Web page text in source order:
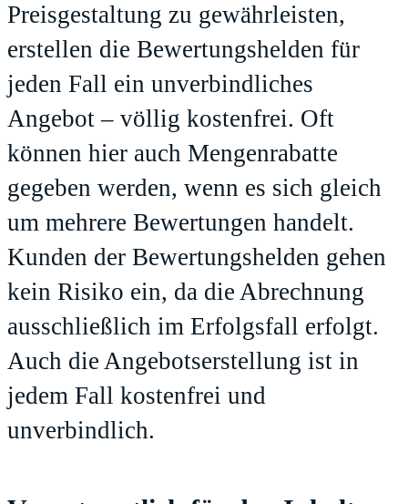
Preisgestaltung zu gewährleisten,
erstellen die Bewertungshelden für
jeden Fall ein unverbindliches
Angebot – völlig kostenfrei. Oft
können hier auch Mengenrabatte
gegeben werden, wenn es sich gleich
um mehrere Bewertungen handelt.
Kunden der Bewertungshelden gehen
kein Risiko ein, da die Abrechnung
ausschließlich im Erfolgsfall erfolgt.
Auch die Angebotserstellung ist in
jedem Fall kostenfrei und
unverbindlich.